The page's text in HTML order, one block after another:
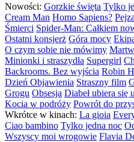
Nowości: Gorzkie święta Tylko
Cream Man Homo Sapiens?
Śmierci Spider-Man: Całkiem
Ostatni konsjerż Góra mocy
O czym sobie nie mówimy
Minionki i straszydła Supergirl
Backrooms. Bez wyjścia Robin
Dzień Objawienia Straszny film
Grogu Obsesja Diabeł ubiera się
Kocia w podróży Powrót do
Wkrótce w kinach: La gioia
Ciao bambino Tylko jedna noc
Wszyscy moi wrogowie Flavia